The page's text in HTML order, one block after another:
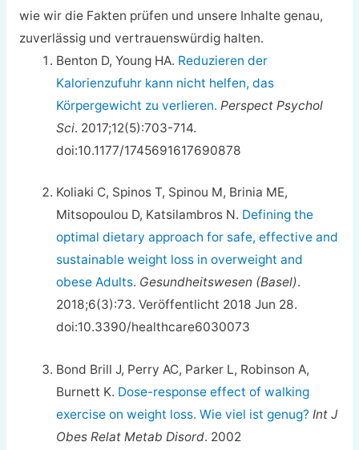
wie wir die Fakten prüfen und unsere Inhalte genau,
zuverlässig und vertrauenswürdig halten.
Benton D, Young HA. Reduzieren der
Kalorienzufuhr kann nicht helfen, das
Körpergewicht zu verlieren. Perspect Psychol
Sci. 2017;12(5):703-714.
doi:10.1177/1745691617690878
Koliaki C, Spinos T, Spinou Μ, Brinia ΜE,
Mitsopoulou D, Katsilambros N. Defining the
optimal dietary approach for safe, effective and
sustainable weight loss in overweight and
obese Adults. Gesundheitswesen (Basel).
2018;6(3):73. Veröffentlicht 2018 Jun 28.
doi:10.3390/healthcare6030073
Bond Brill J, Perry AC, Parker L, Robinson A,
Burnett K. Dose-response effect of walking
exercise on weight loss. Wie viel ist genug? Int J
Obes Relat Metab Disord. 2002